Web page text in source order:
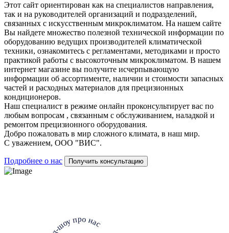
Этот сайт ориентирован как на специалистов направления,
так и на руководителей организаций и подразделений,
связанных с искусственным микроклиматом. На нашем сайте
Вы найдете множество полезной технической информации по
оборудованию ведущих производителей климатической
техники, ознакомитесь с регламентами, методиками и просто
практикой работы с высокоточным микроклиматом. В нашем
интернет магазине вы получите исчерпывающую
информации об ассортименте, наличии и стоимости запасных
частей и расходных материалов для прецизионных
кондиционеров.
Наш специалист в режиме онлайн проконсультирует вас по
любым вопросам , связанным с обслуживанием, наладкой и
ремонтом прецизионного оборудования.
Добро пожаловать в мир сложного климата, в наш мир.
С уважением, ООО "ВИС".
Подробнее о нас Получить консультацию